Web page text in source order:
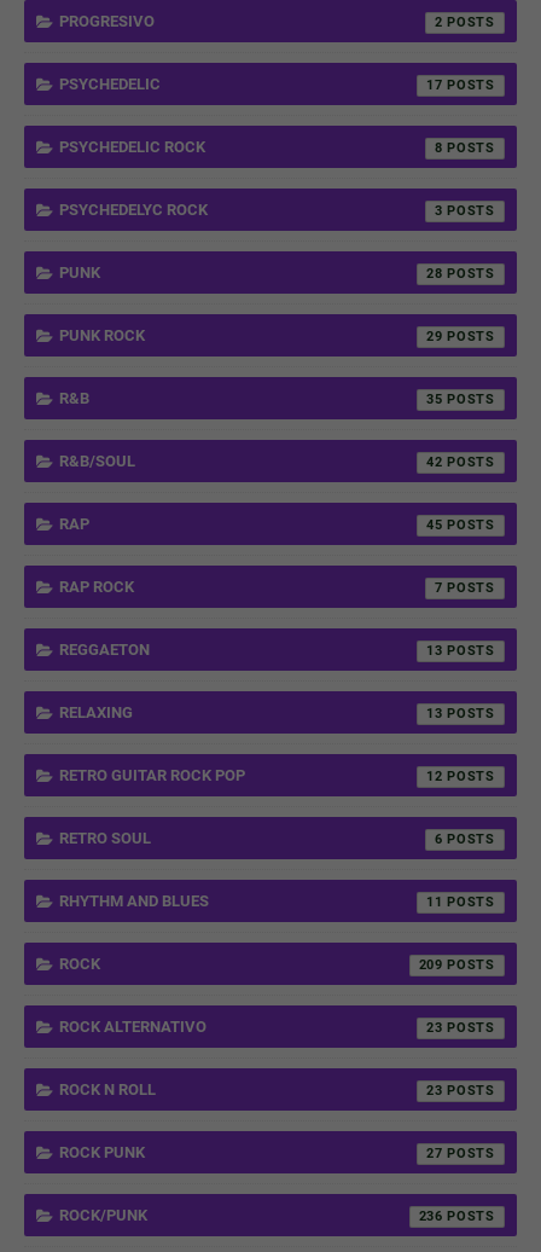
PROGRESIVO 2
PSYCHEDELIC 17
PSYCHEDELIC ROCK 8
PSYCHEDELYC ROCK 3
PUNK 28
PUNK ROCK 29
R&B 35
R&B/SOUL 42
RAP 45
RAP ROCK 7
REGGAETON 13
RELAXING 13
RETRO GUITAR ROCK POP 12
RETRO SOUL 6
RHYTHM AND BLUES 11
ROCK 209
ROCK ALTERNATIVO 23
ROCK N ROLL 23
ROCK PUNK 27
ROCK/PUNK 236